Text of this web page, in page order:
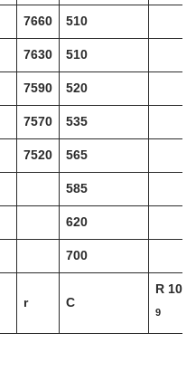
7660 510
7630 510
7590 520
7570 535
7520 565
585
620
700
r C
R 10
9